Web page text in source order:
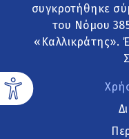
συγκροτήθηκε
του Νόμου
«Καλλικράτης».